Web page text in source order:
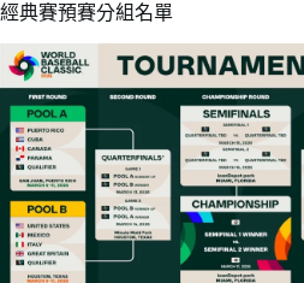
經典賽預賽分組名單